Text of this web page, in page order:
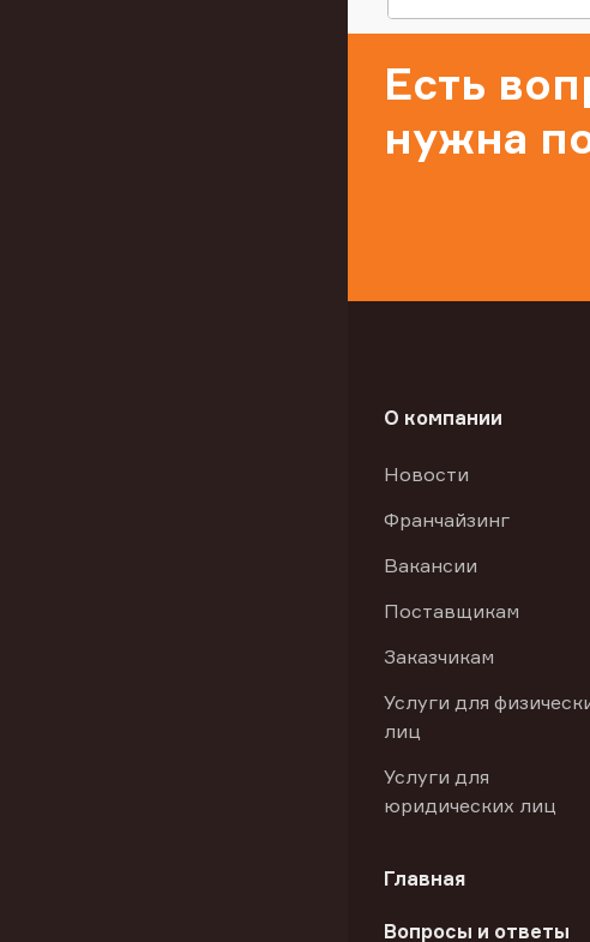
Есть
нужна
О компании
Новости
Франчайзинг
Вакансии
Поставщикам
Заказчикам
Услуги для
лиц
Услуги для
юридических лиц
Главная
Вопросы и ответы